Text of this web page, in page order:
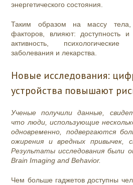
энергетического состояния.
Таким образом на массу тела,
факторов, влияют: доступность
активность,
заболевания и лекарства.
Новые исследования:
устройства повышают
Ученые получили данные,
что люди, использующие
одновременно, подвергаются
ожирения и вредных привычек,
Результаты исследования были
Brain Imaging and Behavior.
Чем больше гаджетов доступны